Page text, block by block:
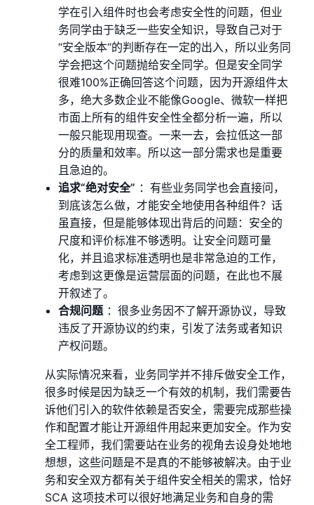
学在引入组件时也会考虑安全性的问题，但业
务同学由于缺乏一些安全知识，导致自己对于
“安全版本“的判断存在一定的出入，所以业务同
学会把这个问题抛给安全同学。但是安全同学
很难100%正确回答这个问题，因为开源组件太
多，绝大多数企业不能像Google、微软一样把
市面上所有的组件安全性全都分析一遍，所以
一般只能现用现查。一来一去，会拉低这一部
分的质量和效率。所以这一部分需求也是重要
且急迫的。
追求“绝对安全” ：有些业务同学也会直接问，
到底该怎么做，才能安全地使用各种组件？话
虽直接，但是能够体现出背后的问题：安全的
尺度和评价标准不够透明。让安全问题可量
化，并且追求标准透明也是非常急迫的工作，
考虑到这更像是运营层面的问题，在此也不展
开叙述了。
合规问题 ：很多业务因不了解开源协议，导致
违反了开源协议的约束，引发了法务或者知识
产权问题。
从实际情况来看，业务同学并不排斥做安全工作，
很多时候是因为缺乏一个有效的机制，我们需要告
诉他们引入的软件依赖是否安全，需要完成那些操
作和配置才能让开源组件用起来更加安全。作为安
全工程师，我们需要站在业务的视角去设身处地地
想想，这些问题是不是真的不能够被解决。由于业
务和安全双方都有关于组件安全相关的需求，恰好
SCA 这项技术可以很好地满足业务和自身的需